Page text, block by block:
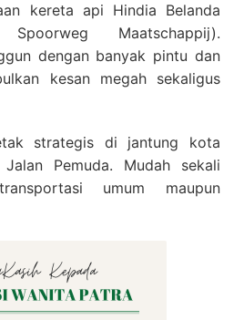
kereta api Hindia Belanda
Spoorweg Maatschappij).
dengan banyak pintu dan
kesan megah sekaligus
strategis di jantung kota
Pemuda. Mudah sekali
umum maupun